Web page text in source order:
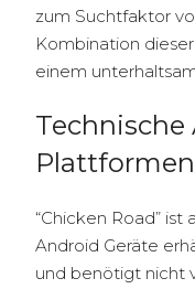
zum Suchtfaktor
Kombination
einem
Technische
Plattformen
“Chicken Road” ist
Android Geräte
und benötigt nicht